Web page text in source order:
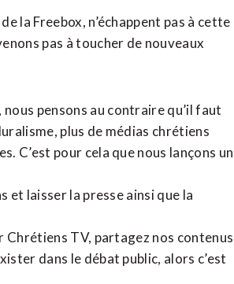
la Freebox, n’échappent pas à cette
pas à toucher de nouveaux
pensons au contraire qu’il faut
plus de médias chrétiens
C’est pour cela que nous lançons un
et laisser la presse ainsi que la
Chrétiens TV, partagez nos contenus
dans le débat public, alors c’est